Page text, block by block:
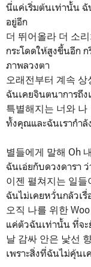
นี่แค่เริ่มต้นเท่านั้น
อยู่อีก
더 뛰어올라 더 소
กระโดดให้สูงขึ้นอีก ก
ภาพลวงตา
오래전부터 계속 상
ฉันเคยจินตนาการถึ
특별해지는 너와 나
ทั้งคุณและฉันเรากำ
별들에게 말해 Oh
ฉันเอ่ยกับดวงดารา
이젠 펼쳐지는 일들
ฉันไม่เคยหวั่นกลัวเ
오직 나를 위한
แค่ตัวฉันเท่านั้น ที่จะ
날 감싸 안은 낯선
เพราะสิ่งที่ฉันไม่คุ้น